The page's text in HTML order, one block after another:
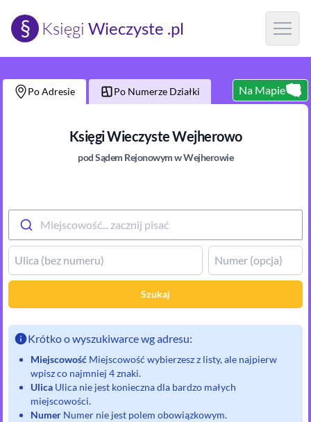
§ Księgi Wieczyste .pl Open
Po Adresie Po Numerze Działki Na Mapie
Księgi WieczysteWejherowo
pod Sądem Rejonowymw Wejherowie
Miejscowość... zacznij pisać
Szukaj
Krótko o wyszukiwarce wg adresu:
Miejscowość Miejscowość wybierzesz z listy, ale najpierw
wpisz co najmniej 4 znaki.
Ulica Ulica nie jest konieczna dla bardzo małych
miejscowości.
Numer Numer nie jest polem obowiązkowym.